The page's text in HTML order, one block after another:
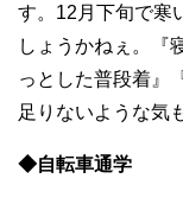
す。12月下旬で寒
しょうかねぇ。『
っとした普段着』
足りないような気
◆自転車通学